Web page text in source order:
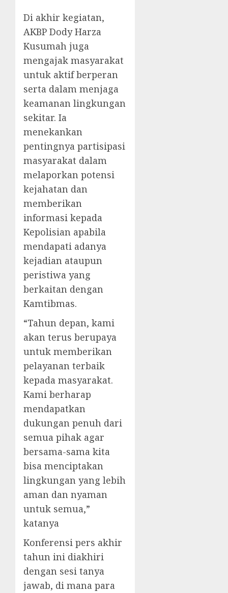
Di akhir kegiatan,
AKBP Dody Harza
Kusumah juga
mengajak masyarakat
untuk aktif berperan
serta dalam menjaga
keamanan lingkungan
sekitar. Ia
menekankan
pentingnya partisipasi
masyarakat dalam
melaporkan potensi
kejahatan dan
memberikan
informasi kepada
Kepolisian apabila
mendapati adanya
kejadian ataupun
peristiwa yang
berkaitan dengan
Kamtibmas.
“Tahun depan, kami
akan terus berupaya
untuk memberikan
pelayanan terbaik
kepada masyarakat.
Kami berharap
mendapatkan
dukungan penuh dari
semua pihak agar
bersama-sama kita
bisa menciptakan
lingkungan yang lebih
aman dan nyaman
untuk semua,”
katanya
Konferensi pers akhir
tahun ini diakhiri
dengan sesi tanya
jawab, di mana para